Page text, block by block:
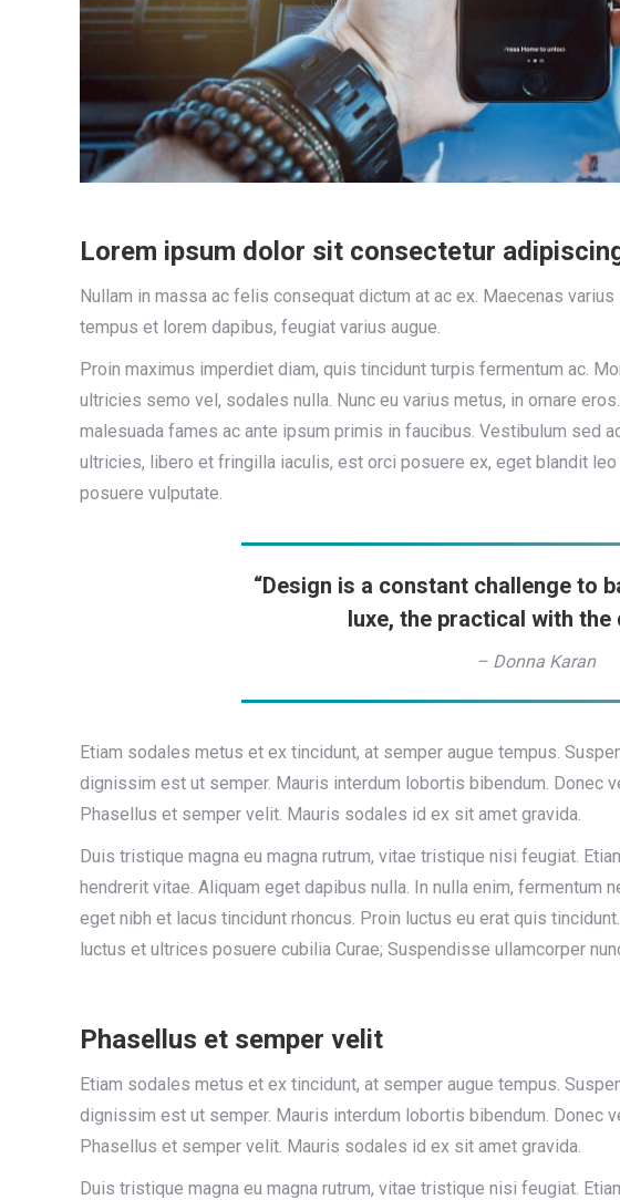
Lorem ipsum dolor sit consectetur
Nullam in massa ac felis consequat dictum at ac ex. Maecenas
tempus et lorem dapibus, feugiat varius augue.
Proin maximus imperdiet diam, quis tincidunt turpis fermentum ac.
ultricies semo vel, sodales nulla. Nunc eu varius metus, in ornare
malesuada fames ac ante ipsum primis in faucibus. Vestibulum sed
ultricies, libero et fringilla iaculis, est orci posuere ex, eget blandit
posuere vulputate.
“Design is a constant challenge to
luxe, the practical with the
– Donna Karan
Etiam sodales metus et ex tincidunt, at semper augue tempus.
dignissim est ut semper. Mauris interdum lobortis bibendum. Donec
Phasellus et semper velit. Mauris sodales id ex sit amet gravida.
Duis tristique magna eu magna rutrum, vitae tristique nisi feugiat.
hendrerit vitae. Aliquam eget dapibus nulla. In nulla enim, fermentum
eget nibh et lacus tincidunt rhoncus. Proin luctus eu erat quis
luctus et ultrices posuere cubilia Curae; Suspendisse ullamcorper
Phasellus et semper velit
Etiam sodales metus et ex tincidunt, at semper augue tempus.
dignissim est ut semper. Mauris interdum lobortis bibendum. Donec
Phasellus et semper velit. Mauris sodales id ex sit amet gravida.
Duis tristique magna eu magna rutrum, vitae tristique nisi feugiat.